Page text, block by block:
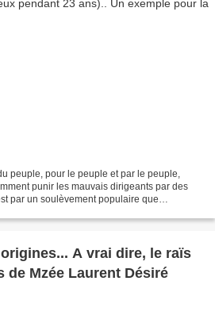
peuple, pour le peuple et par le peuple,
punir les mauvais dirigeants par des
par un soulèvement populaire que
A vrai dire, le raïs
Mzée Laurent Désiré